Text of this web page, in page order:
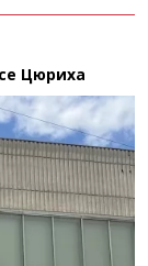
Цюриха